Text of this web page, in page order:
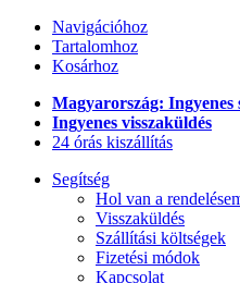
Navigációhoz
Tartalomhoz
Kosárhoz
Magyarország:
Ingyenes visszaküldés
24 órás kiszállítás
Segítség
Hol van a
Visszaküldés
Szállítási költségek
Fizetési módok
Kapcsolat